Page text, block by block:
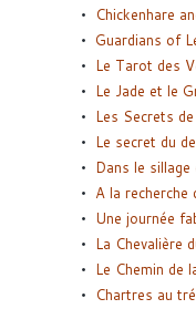
Chickenhare
Guardians of
Le Tarot des
Le Jade et le
Les Secrets de
Le secret du
Dans le sillage
A la recherche
Une journée
La Chevalière
Le Chemin de
Chartres au